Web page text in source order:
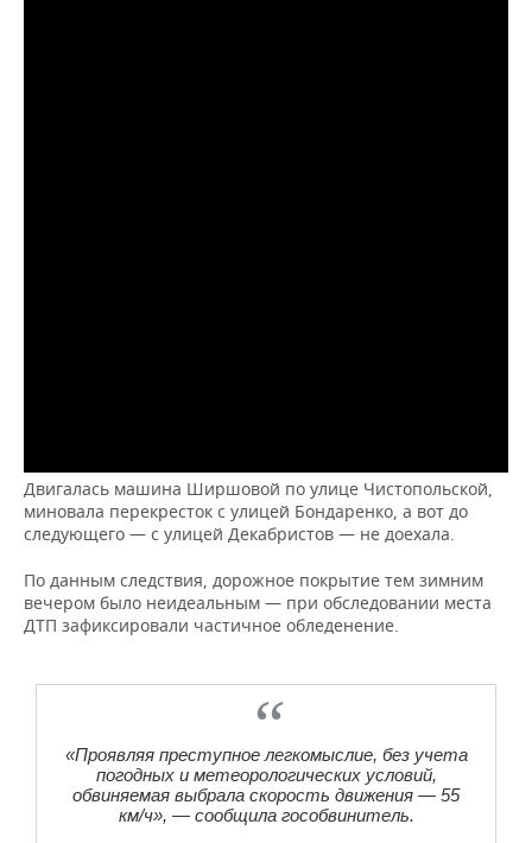
Двигалась машина Ширшовой по улице Чистопольской,
миновала перекресток с улицей Бондаренко, а вот до
следующего — с улицей Декабристов — не доехала.
По данным следствия, дорожное покрытие тем зимним
вечером было неидеальным — при обследовании места
ДТП зафиксировали частичное обледенение.
«Проявляя преступное легкомыслие, без учета
погодных и метеорологических условий,
обвиняемая выбрала скорость движения — 55
км/ч», — сообщила гособвинитель.